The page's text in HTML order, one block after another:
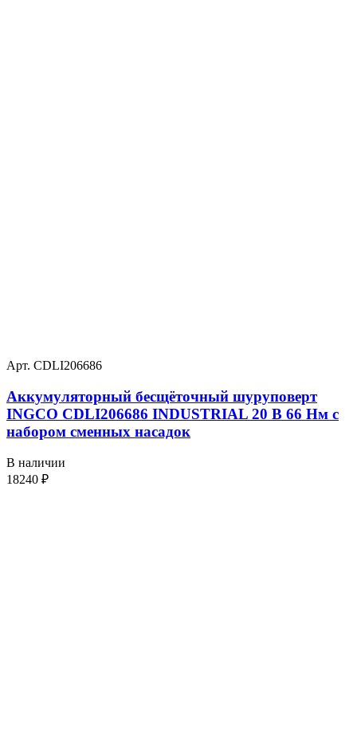
Арт. CDLI206686
Аккумуляторный бесщёточный шуруповерт
INGCO CDLI206686 INDUSTRIAL 20 В 66 Нм с
набором сменных насадок
В наличии
18240 ₽